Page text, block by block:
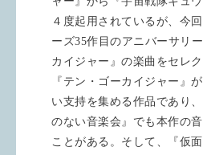
４度起用されているが、今
ーズ35作目のアニバーサリ
カイジャー』の楽曲をセレ
『テン・ゴーカイジャー』
い支持を集める作品であり
のない音楽会』でも本作の
ことがある。そして、『仮